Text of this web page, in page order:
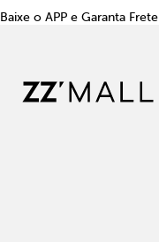
Baixe o APP e Garanta Frete